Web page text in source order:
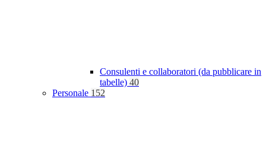
Consulenti e collaboratori (da pubblicare in
tabelle) 40
Personale 152